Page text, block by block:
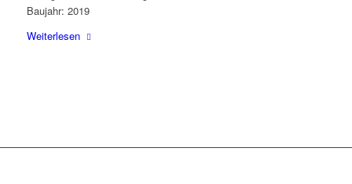
Baujahr: 2019
Weiterlesen